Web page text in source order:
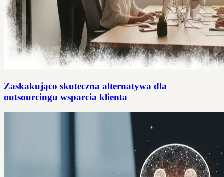
Zaskakująco skuteczna alternatywa dla
outsourcingu wsparcia klienta